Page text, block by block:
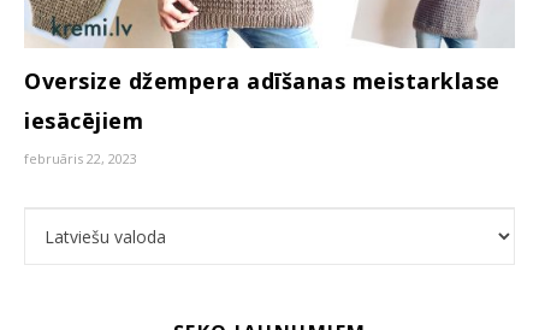
Oversize džempera adīšanas meistarklase
iesācējiem
februāris 22, 2023
Choose a language